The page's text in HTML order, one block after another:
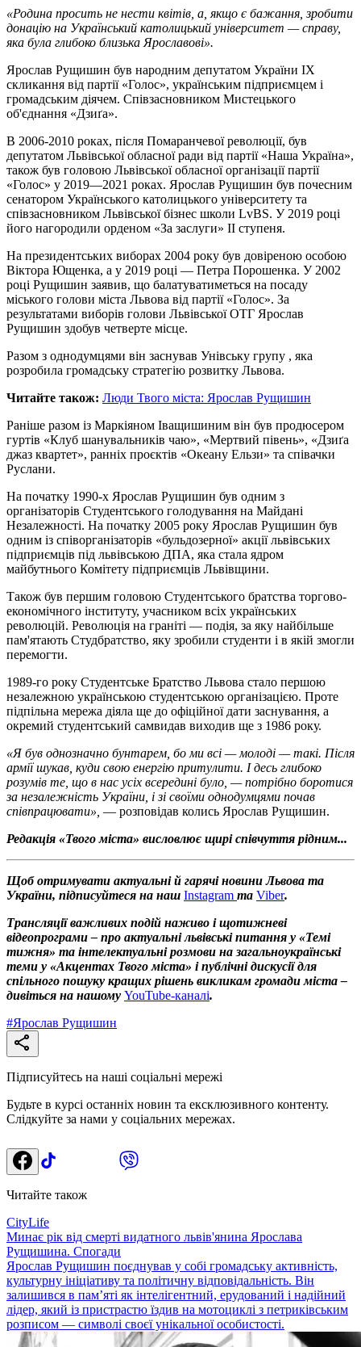
«Родина просить не нести квітів, а, якщо є бажання, зробити
донацію на Український католицький університет — справу,
яка була глибоко близька Ярославові».
Ярослав Рущишин був народним депутатом України IX
скликання від партії «Голос», українським підприємцем і
громадським діячем. Співзасновником Мистецького
об'єднання «Дзиґа».
В 2006-2010 роках, після Помаранчевої революції, був
депутатом Львівської обласної ради від партії «Наша Україна»,
також був головою Львівської обласної організації партії
«Голос» у 2019—2021 роках. Ярослав Рущишин був почесним
сенатором Українського католицького університету та
співзасновником Львівської бізнес школи LvBS. У 2019 році
його нагородили орденом «За заслуги» ІІ ступеня.
На президентських виборах 2004 року був довіреною особою
Віктора Ющенка, а у 2019 році — Петра Порошенка. У 2002
році Рущишин заявив, що балатуватиметься на посаду
міського голови міста Львова від партії «Голос». За
результатами виборів голови Львівської ОТГ Ярослав
Рущишин здобув четверте місце.
Разом з однодумцями він заснував Унівську групу , яка
розробила громадську стратегію розвитку Львова.
Читайте також: Люди Твого міста: Ярослав Рущишин
Раніше разом із Маркіяном Іващишиним він був продюсером
гуртів «Клуб шанувальників чаю», «Мертвий півень», «Дзиґа
джаз квартет», ранніх проєктів «Океану Ельзи» та співачки
Руслани.
На початку 1990-х Ярослав Рущишин був одним з
організаторів Студентського голодування на Майдані
Незалежності. На початку 2005 року Ярослав Рущишин був
одним із співорганізаторів «бульдозерної» акції львівських
підприємців під львівською ДПА, яка стала ядром
майбутнього Комітету підприємців Львівщини.
Також був першим головою Студентського братства торгово-
економічного інституту, учасником всіх українських
революцій. Революція на граніті — подія, за яку найбільше
пам'ятають Студбратство, яку зробили студенти і в якій змогли
перемогти.
1989-го року Студентське Братство Львова стало першою
незалежною українською студентською організацією. Проте
підпільна мережа діяла ще до офіційної дати заснування, а
окремий студентський самвидав виходив ще з 1986 року.
«Я був однозначно бунтарем, бо ми всі — молоді — такі. Після
армії шукав, куди свою енергію притулити. І десь глибоко
розумів те, що в нас усіх всередині було, — потрібно боротися
за незалежність України, і зі своїми однодумцями почав
співпрацювати», — розповідав колись Ярослав Рущишин.
Редакція «Твого міста» висловлює щирі співчуття рідним...
Щоб отримувати актуальні й гарячі новини Львова та
України, підписуйтеся на наш Instagram та Viber.
Трансляції важливих подій наживо і щотижневі
відеопрограми – про актуальні львівські питання у «Темі
тижня» та інтелектуальні розмови на загальноукраїнські
теми у «Акцентах Твого міста» і публічні дискусії для
спільного пошуку кращих рішень викликам громади міста –
дивіться на нашому YouTube-каналі.
#Ярослав Рущишин
Підписуйтесь на наші соціальні мережі
Будьте в курсі останніх новин та ексклюзивного контенту.
Слідкуйте за нами у соціальних мережах.
Читайте також
CityLife
Минає рік від смерті видатного львів'янина Ярослава
Рущишина. Спогади
Ярослав Рущишин поєднував у собі громадську активність,
культурну ініціативу та політичну відповідальність. Він
залишився в пам’яті як інтелігентний, ерудований і надійний
лідер, який із пристрастю їздив на мотоциклі з петриківським
розписом — символі своєї унікальної особистості.